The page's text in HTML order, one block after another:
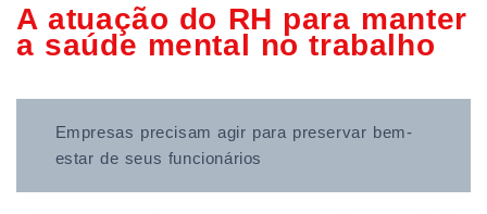
A atuação do RH para manter
a saúde mental no trabalho
Empresas precisam agir para preservar bem-
estar de seus funcionários